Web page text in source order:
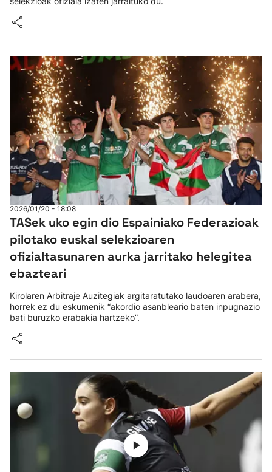
2026/01/20 - 18:08
TASek uko egin dio Espainiako Federazioak
pilotako euskal selekzioaren
ofizialtasunaren aurka jarritako helegitea
ebazteari
Kirolaren Arbitraje Auzitegiak argitaratutako laudoaren arabera,
horrek ez du eskumenik “akordio asanbleario baten inpugnazio
bati buruzko erabakia hartzeko”.